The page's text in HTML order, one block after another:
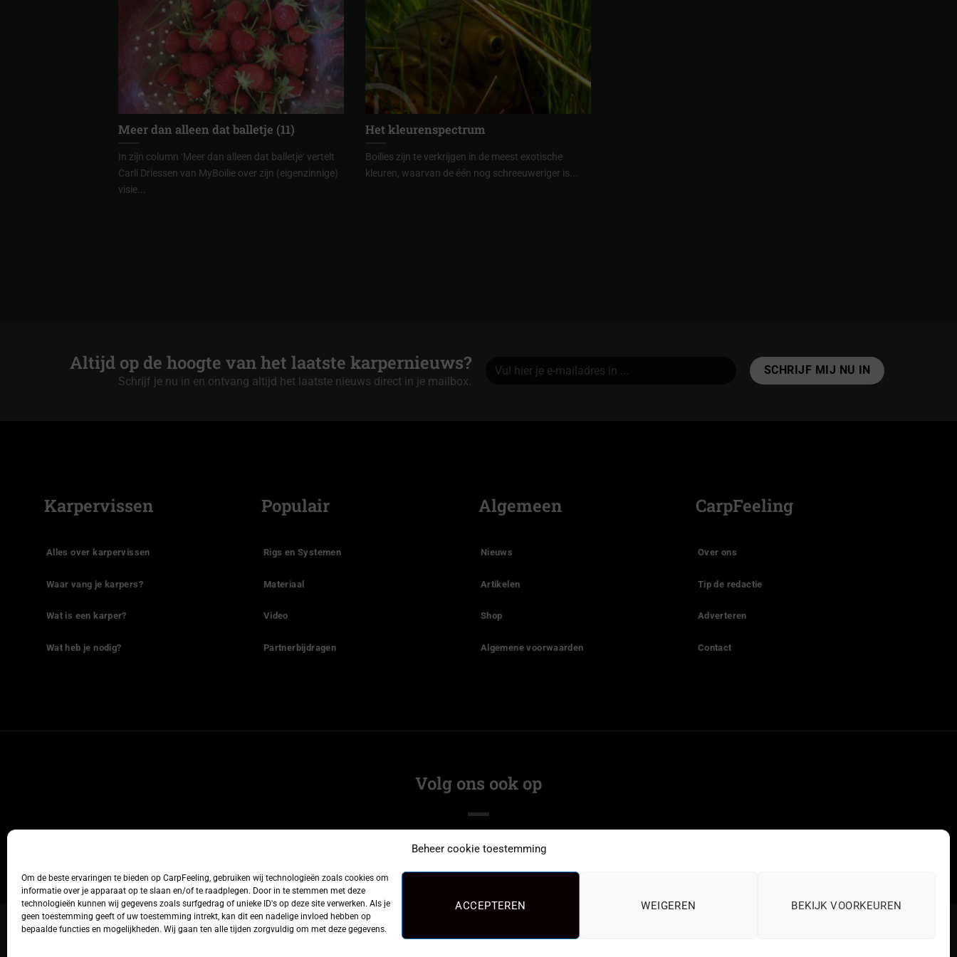
Beheer cookie toestemming
Om de beste ervaringen te bieden op CarpFeeling, gebruiken wij technologieën zoals cookies om
informatie over je apparaat op te slaan en/of te raadplegen. Door in te stemmen met deze
technologieën kunnen wij gegevens zoals surfgedrag of unieke ID's op deze site verwerken. Als je
geen toestemming geeft of uw toestemming intrekt, kan dit een nadelige invloed hebben op
bepaalde functies en mogelijkheden. Wij gaan ten alle tijden zorgvuldig om met deze gegevens.
ACCEPTEREN WEIGEREN BEKIJK VOORKEUREN
Meer dan alleen dat balletje (11)
In zijn column ‘Meer dan alleen dat balletje‘ vertelt
Carli Driessen van MyBoilie over zijn (eigenzinnige)
visie...
Het kleurenspectrum
Boilies zijn te verkrijgen in de meest exotische
kleuren, waarvan de één nog schreeuweriger is...
Altijd op de hoogte van het laatste karpernieuws?
Schrijf je nu in en ontvang altijd het laatste nieuws direct in je mailbox.
Karpervissen
Alles over karpervissen
Waar vang je karpers?
Wat is een karper?
Wat heb je nodig?
Populair
Rigs en Systemen
Materiaal
Video
Partnerbijdragen
Algemeen
Nieuws
Artikelen
Shop
Algemene voorwaarden
CarpFeeling
Over ons
Tip de redactie
Adverteren
Contact
Volg ons ook op